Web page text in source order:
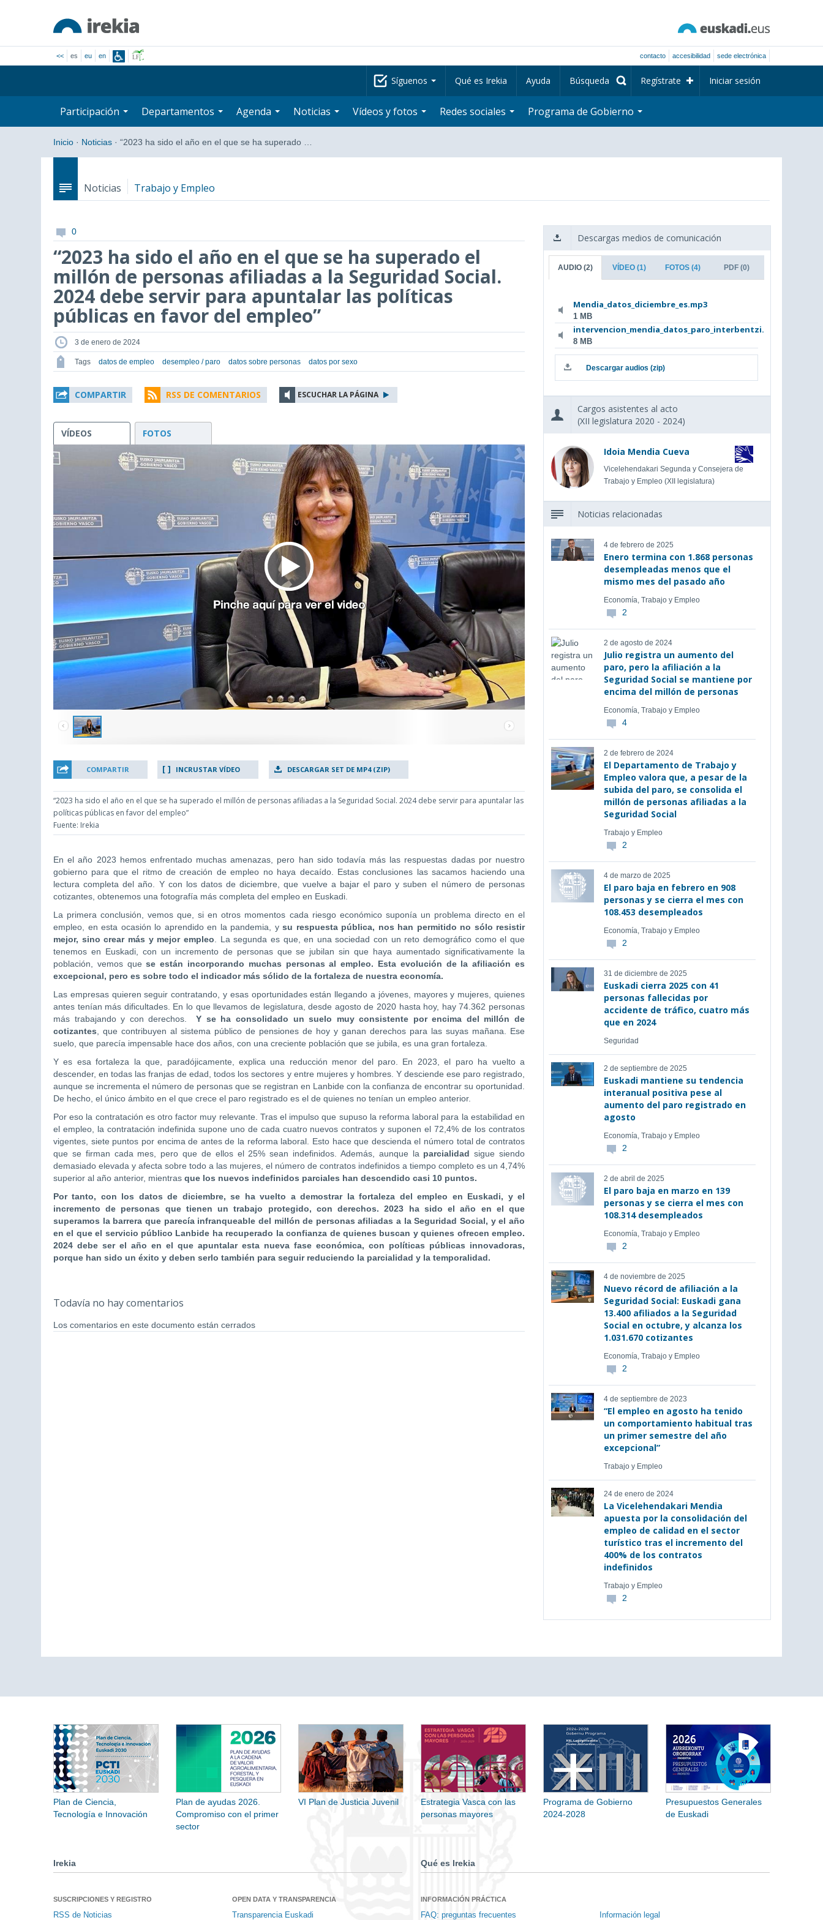
<< es eu en contacto accesibilidad sede electrónica
Síguenos Qué es Irekia Ayuda Búsqueda Regístrate Iniciar sesión
Participación Departamentos Agenda Noticias Vídeos y fotos Redes sociales Programa de Gobierno
Inicio · Noticias · “2023 ha sido el año en el que se ha superado …
Noticias Trabajo y Empleo
0
“2023 ha sido el año en el que se ha superado el
millón de personas afiliadas a la Seguridad Social.
2024 debe servir para apuntalar las políticas
públicas en favor del empleo”
3 de enero de 2024
Tags datos de empleo desempleo / paro datos sobre personas datos por sexo
COMPARTIR RSS DE COMENTARIOS ESCUCHAR LA PÁGINA
VÍDEOS FOTOS
is
a
modal
COMPARTIR INCRUSTAR VÍDEO DESCARGAR SET DE MP4 (ZIP)
“2023 ha sido el año en el que se ha superado el millón de personas afiliadas a la Seguridad Social. 2024 debe servir para apuntalar las
políticas públicas en favor del empleo”
Fuente: Irekia
En el año 2023 hemos enfrentado muchas amenazas, pero han sido todavía más las respuestas dadas por nuestro
gobierno para que el ritmo de creación de empleo no haya decaído. Estas conclusiones las sacamos haciendo una
lectura completa del año. Y con los datos de diciembre, que vuelve a bajar el paro y suben el número de personas
cotizantes, obtenemos una fotografía más completa del empleo en Euskadi.
La primera conclusión, vemos que, si en otros momentos cada riesgo económico suponía un problema directo en el
empleo, en esta ocasión lo aprendido en la pandemia, y su respuesta pública, nos han permitido no sólo resistir
mejor, sino crear más y mejor empleo . La segunda es que, en una sociedad con un reto demográfico como el que
tenemos en Euskadi, con un incremento de personas que se jubilan sin que haya aumentado significativamente la
población, vemos quese están incorporando muchas personas al empleo. Esta evolución de la afiliación es
excepcional, pero es sobre todo el indicador más sólido de la fortaleza de nuestra economía.
Las empresas quieren seguir contratando, y esas oportunidades están llegando a jóvenes, mayores y mujeres, quienes
antes tenían más dificultades. En lo que llevamos de legislatura, desde agosto de 2020 hasta hoy, hay 74.362 personas
más trabajando y con derechos.Y se ha consolidado un suelo muy consistente por encima del millón de
cotizantes , que contribuyen al sistema público de pensiones de hoy y ganan derechos para las suyas mañana. Ese
suelo, que parecía impensable hace dos años, con una creciente población que se jubila, es una gran fortaleza.
Y es esa fortaleza la que, paradójicamente, explica una reducción menor del paro. En 2023, el paro ha vuelto a
descender, en todas las franjas de edad, todos los sectores y entre mujeres y hombres. Y desciende ese paro registrado,
aunque se incrementa el número de personas que se registran en Lanbide con la confianza de encontrar su oportunidad.
De hecho, el único ámbito en el que crece el paro registrado es el de quienes no tenían un empleo anterior.
Por eso la contratación es otro factor muy relevante. Tras el impulso que supuso la reforma laboral para la estabilidad en
el empleo, la contratación indefinida supone uno de cada cuatro nuevos contratos y suponen el 72,4% de los contratos
vigentes, siete puntos por encima de antes de la reforma laboral. Esto hace que descienda el número total de contratos
que se firman cada mes, pero que de ellos el 25% sean indefinidos. Además, aunque la parcialidadsigue siendo
demasiado elevada y afecta sobre todo a las mujeres, el número de contratos indefinidos a tiempo completo es un 4,74%
superior al año anterior, mientras que los nuevos indefinidos parciales han descendido casi 10 puntos.
Por tanto, con los datos de diciembre, se ha vuelto a demostrar la fortaleza del empleo en Euskadi, y el
incremento de personas que tienen un trabajo protegido, con derechos. 2023 ha sido el año en el que
superamos la barrera que parecía infranqueable del millón de personas afiliadas a la Seguridad Social, y el año
en el que el servicio público Lanbide ha recuperado la confianza de quienes buscan y quienes ofrecen empleo.
2024 debe ser el año en el que apuntalar esta nueva fase económica, con políticas públicas innovadoras,
porque han sido un éxito y deben serlo también para seguir reduciendo la parcialidad y la temporalidad.
Todavía no hay comentarios
Los comentarios en este documento están cerrados
Descargas medios de comunicación
AUDIO(2) VÍDEO(1) FOTOS (4) PDF (0)
Mendia_datos_diciembre_es.mp3
1 MB
intervencion_mendia_datos_paro_interbentzi...
8 MB
Descargar audios (zip)
Cargos asistentes al acto
(XII legislatura 2020 - 2024)
Idoia Mendia Cueva
Vicelehendakari Segunda y Consejera de
Trabajo y Empleo (XII legislatura)
Noticias relacionadas
4 de febrero de 2025
Enero termina con 1.868 personas
desempleadas menos que el
mismo mes del pasado año
Economía, Trabajo y Empleo
2
2 de agosto de 2024
Julio registra un aumento del
paro, pero la afiliación a la
Seguridad Social se mantiene por
encima del millón de personas
Economía, Trabajo y Empleo
4
2 de febrero de 2024
El Departamento de Trabajo y
Empleo valora que, a pesar de la
subida del paro, se consolida el
millón de personas afiliadas a la
Seguridad Social
Trabajo y Empleo
2
4 de marzo de 2025
El paro baja en febrero en 908
personas y se cierra el mes con
108.453 desempleados
Economía, Trabajo y Empleo
2
31 de diciembre de 2025
Euskadi cierra 2025 con 41
personas fallecidas por
accidente de tráfico, cuatro más
que en 2024
Seguridad
2 de septiembre de 2025
Euskadi mantiene su tendencia
interanual positiva pese al
aumento del paro registrado en
agosto
Economía, Trabajo y Empleo
2
2 de abril de 2025
El paro baja en marzo en 139
personas y se cierra el mes con
108.314 desempleados
Economía, Trabajo y Empleo
2
4 de noviembre de 2025
Nuevo récord de afiliación a la
Seguridad Social: Euskadi gana
13.400 afiliados a la Seguridad
Social en octubre, y alcanza los
1.031.670 cotizantes
Economía, Trabajo y Empleo
2
4 de septiembre de 2023
“El empleo en agosto ha tenido
un comportamiento habitual tras
un primer semestre del año
excepcional”
Trabajo y Empleo
24 de enero de 2024
La Vicelehendakari Mendia
apuesta por la consolidación del
empleo de calidad en el sector
turístico tras el incremento del
400% de los contratos
indefinidos
Trabajo y Empleo
2
Plan de Ciencia,
Tecnología e Innovación
Plan de ayudas 2026.
Compromiso con el primer
sector
VI Plan de Justicia Juvenil
Estrategia Vasca con las
personas mayores
Programa de Gobierno
2024-2028
Presupuestos Generales
de Euskadi
Irekia
SUSCRIPCIONES Y REGISTRO
RSS de Noticias
OPEN DATA Y TRANSPARENCIA
Transparencia Euskadi
Qué es Irekia
INFORMACIÓN PRÁCTICA
FAQ: preguntas frecuentes Información legal